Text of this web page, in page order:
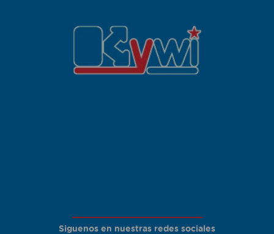
Siguenos en nuestras redes sociales